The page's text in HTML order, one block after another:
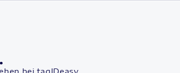
bei tagIDeasy